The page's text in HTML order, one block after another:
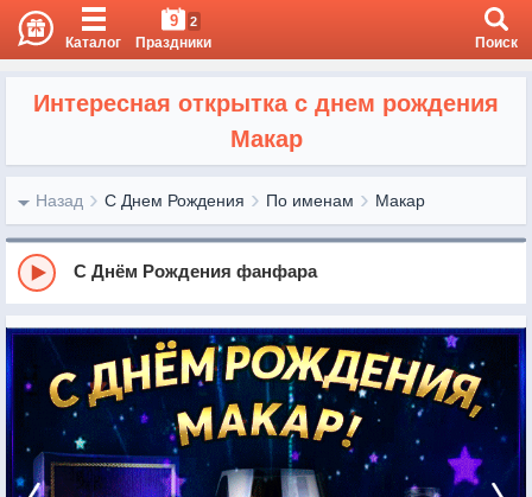
Каталог
9 2
Праздники Поиск
Интересная открытка с днем рождения
Макар
Назад С Днем Рождения По именам Макар
С Днём Рождения фанфара